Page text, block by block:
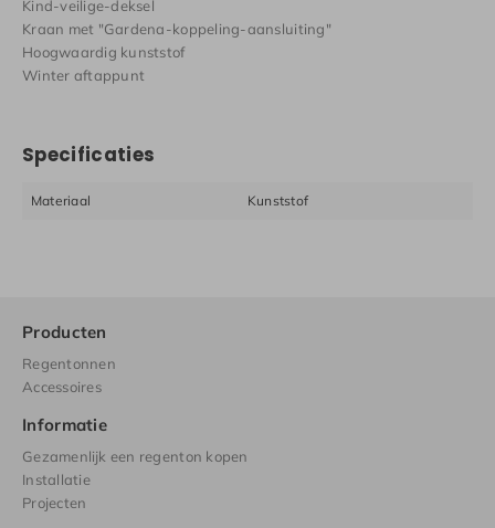
Kind-veilige-deksel
Kraan met "Gardena-koppeling-aansluiting"
Hoogwaardig kunststof
Winter aftappunt
Specificaties
Materiaal Kunststof
Producten
Regentonnen
Accessoires
Informatie
Gezamenlijk een regenton kopen
Installatie
Projecten